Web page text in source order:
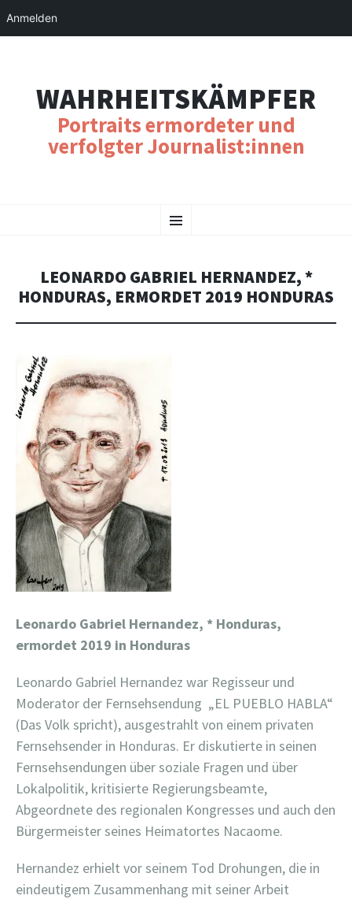
WAHRHEITSKÄMPFER
Portraits ermordeter und
verfolgter Journalist:innen
Menu
TO
LEONARDO GABRIEL HERNANDEZ, *
HONDURAS, ERMORDET 2019 HONDURAS
Leonardo Gabriel Hernandez, * Honduras,
ermordet 2019 in Honduras
Leonardo Gabriel Hernandez war Regisseur und
Moderator der Fernsehsendung „EL PUEBLO HABLA“
(Das Volk spricht), ausgestrahlt von einem privaten
Fernsehsender in Honduras. Er diskutierte in seinen
Fernsehsendungen über soziale Fragen und über
Lokalpolitik, kritisierte Regierungsbeamte,
Abgeordnete des regionalen Kongresses und auch den
Bürgermeister seines Heimatortes Nacaome.
Hernandez erhielt vor seinem Tod Drohungen, die in
eindeutigem Zusammenhang mit seiner Arbeit
Anmelden